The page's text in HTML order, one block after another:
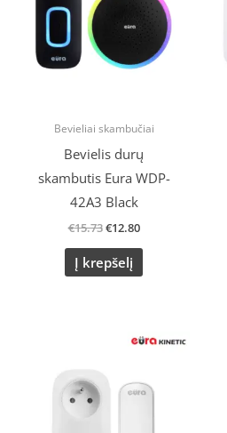
Bevieliai skambučiai
Bevielis durų
skambutis Eura WDP-
42A3 Black
€15.73€12.80
Į krepšelį